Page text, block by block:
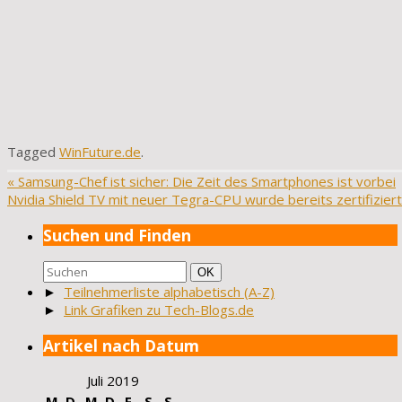
Tagged WinFuture.de.
« Samsung-Chef ist sicher: Die Zeit des Smartphones ist vorbei
Nvidia Shield TV mit neuer Tegra-CPU wurde bereits
Suchen und Finden
Suchen
nach:
Suchen
OK
► Teilnehmerliste alphabetisch (A-Z)
► Link Grafiken zu Tech-Blogs.de
Artikel nach Datum
Juli 2019